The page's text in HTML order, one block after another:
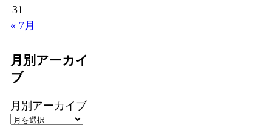
31
« 7月
月別アーカイ
ブ
月別アーカイブ